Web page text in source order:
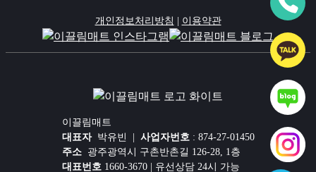
개인정보처리방침 | 이용약관
이끌림매트
대표자박유빈 | 사업자번호 : 874-27-01450
주소광주광역시 구촌반촌길 126-28, 1층
대표번호 1660-3670 | 유선상담 24시 가능